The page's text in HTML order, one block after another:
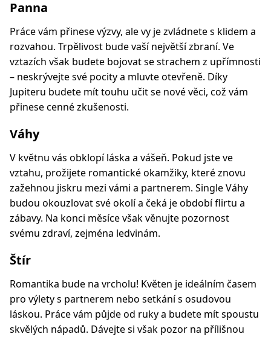
Panna
Práce vám přinese výzvy, ale vy je zvládnete s klidem a
rozvahou. Trpělivost bude vaší největší zbraní. Ve
vztazích však budete bojovat se strachem z upřímnosti
– neskrývejte své pocity a mluvte otevřeně. Díky
Jupiteru budete mít touhu učit se nové věci, což vám
přinese cenné zkušenosti.
Váhy
V květnu vás obklopí láska a vášeň. Pokud jste ve
vztahu, prožijete romantické okamžiky, které znovu
zažehnou jiskru mezi vámi a partnerem. Single Váhy
budou okouzlovat své okolí a čeká je období flirtu a
zábavy. Na konci měsíce však věnujte pozornost
svému zdraví, zejména ledvinám.
Štír
Romantika bude na vrcholu! Květen je ideálním časem
pro výlety s partnerem nebo setkání s osudovou
láskou. Práce vám půjde od ruky a budete mít spoustu
skvělých nápadů. Dávejte si však pozor na přílišnou